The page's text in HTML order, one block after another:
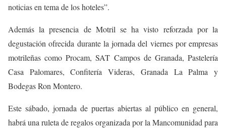
noticias en tema de los hoteles”.
Además la presencia de Motril se ha visto reforzada por la
degustación ofrecida durante la jornada del viernes por empresas
motrileñas como Procam, SAT Campos de Granada, Pastelería
Casa Palomares, Confitería Videras, Granada La Palma y
Bodegas Ron Montero.
Este sábado, jornada de puertas abiertas al público en general,
habrá una ruleta de regalos organizada por la Mancomunidad para